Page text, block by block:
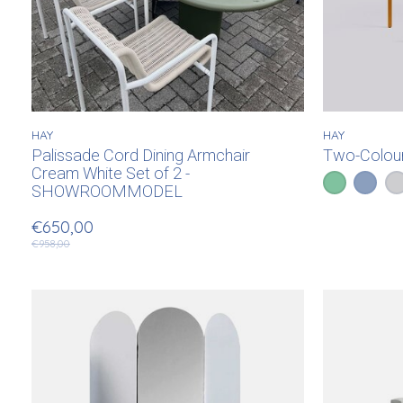
HAY
Palissade Cord Dining Armchair
Cream White Set of 2 -
SHOWROOMMODEL
€650,00
€958,00
HAY
Two-
Color: —
GreenBlue